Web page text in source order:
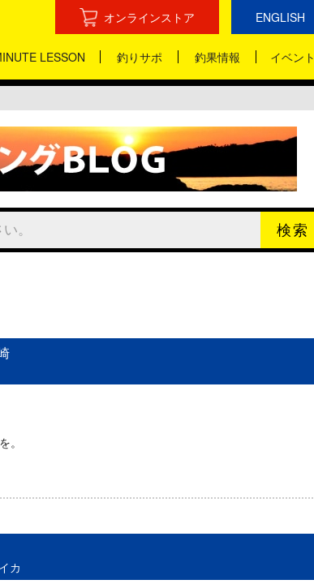
オンラインストア ENGLISH
LESSON 釣りサポ 釣果情報 イベント
。
カ